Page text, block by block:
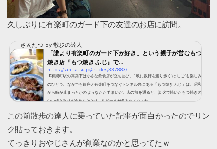
久しぶりに有楽町のガード下の友達のお店に訪問。
さんたつ by 散歩の達人
「誰より有楽町のガード下が好き」という親子が営むもつ
焼き店『もつ焼き ふじ』で...
https://san-tatsu.jp/articles/337883/
JR有楽町駅の高架下は小さな飲食店が立ち並び、1晩に数軒を渡り歩く“はしご”も楽しみ
のひとつ。なかでも銀座と有楽町をつなぐトンネル内にある『もつ焼き ふじ』は、昭和
から時が止まったかのようなたたずまいだ。店の前を通ると、炭火で焼いたもつ焼きの
白い煙と香りが食欲をそそり、生ビールが飲みたくなった。
この前散歩の達人に乗っていた記事が面白かったのでリン
ク貼っておきます。
てっきりおやじさんが創業なのかと思ってたｗ